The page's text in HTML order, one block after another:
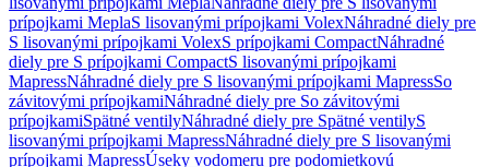
prípojkami MeplaS lisovanými prípojkami VolexNáhradné diely pre
S lisovanými prípojkami VolexS prípojkami CompactNáhradné
diely pre S prípojkami CompactS lisovanými prípojkami
MapressNáhradné diely pre S lisovanými prípojkami MapressSo
závitovými prípojkamiNáhradné diely pre So závitovými
prípojkamiSpätné ventilyNáhradné diely pre Spätné ventilyS
lisovanými prípojkami MapressNáhradné diely pre S lisovanými
prípojkami MapressÚseky vodomeru pre podomietkovú